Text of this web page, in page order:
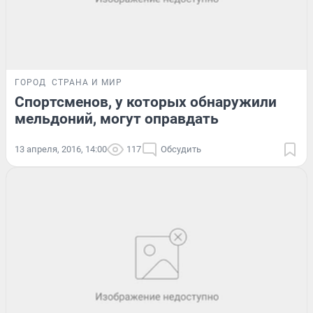
ГОРОД СТРАНА И МИР
Спортсменов, у которых обнаружили
мельдоний, могут оправдать
13 апреля, 2016, 14:00 117 Обсудить